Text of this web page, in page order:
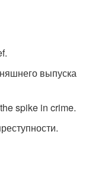
выпуска
spike in crime.